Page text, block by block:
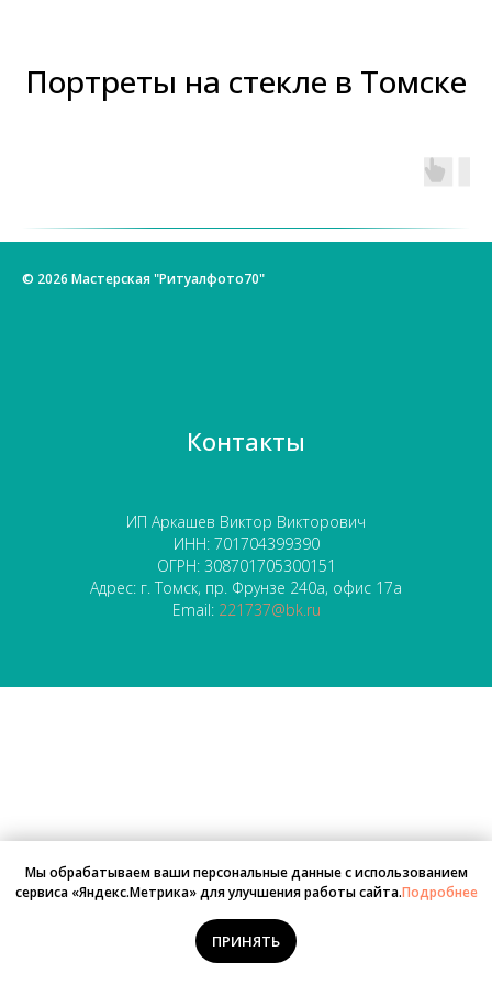
Портреты на стекле в Томске
© 2026 Мастерская "Ритуалфото70"
Контакты
ИП Аркашев Виктор Викторович
ИНН: 701704399390
ОГРН: 308701705300151
Адрес: г. Томск, пр. Фрунзе 240а, офис 17а
Email: 221737@bk.ru
Мы обрабатываем ваши персональные данные с использованием
сервиса «Яндекс.Метрика» для улучшения работы сайта.Подробнее
ПРИНЯТЬ